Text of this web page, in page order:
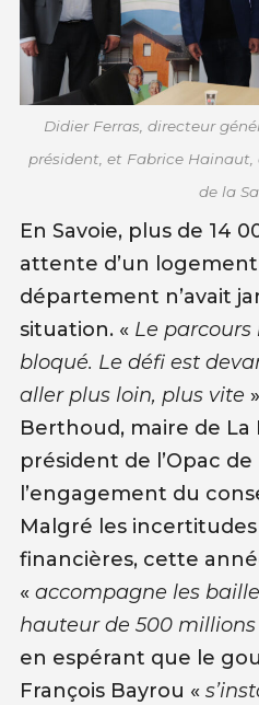
Didier Ferras, directeur
président, et Fabrice Hainaut,
de la
En Savoie, plus de 14
attente d’un logement
département n’avait
situation. « Le
bloqué. Le défi est
aller plus loin, plus vite
Berthoud, maire de La
président de l’Opac de
l’engagement du
Malgré les
financières, cette
« accompagne les
hauteur de 500 millions
en espérant que le
François Bayrou «